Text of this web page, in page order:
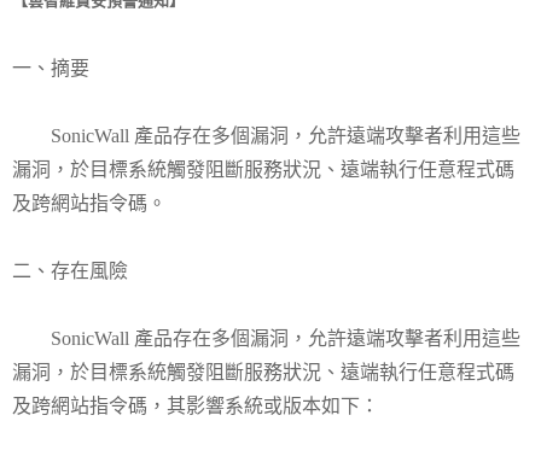
一、摘要
SonicWall 產品存在多個漏洞，允許遠端攻擊者利用這些
漏洞，於目標系統觸發阻斷服務狀況、遠端執行任意程式碼
及跨網站指令碼。
二、存在風險
SonicWall 產品存在多個漏洞，允許遠端攻擊者利用這些
漏洞，於目標系統觸發阻斷服務狀況、遠端執行任意程式碼
及跨網站指令碼，其影響系統或版本如下：